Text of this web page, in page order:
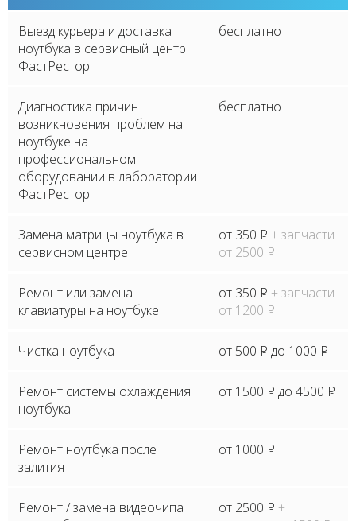
Выезд курьера и доставка
ноутбука в сервисный центр
ФастРестор
бесплатно
Диагностика причин
возникновения проблем на
ноутбуке на
профессиональном
оборудовании в лаборатории
ФастРестор
бесплатно
Замена матрицы ноутбука в
сервисном центре
от 350 P + запчасти
от 2500 P
Ремонт или замена
клавиатуры на ноутбуке
от 350 P + запчасти
от 1200 P
Чистка ноутбука от 500 P до 1000 P
Ремонт системы охлаждения
ноутбука
от 1500 P до 4500 P
Ремонт ноутбука после
залития
от 1000 P
Ремонт / замена видеочипа
от 2500 P +